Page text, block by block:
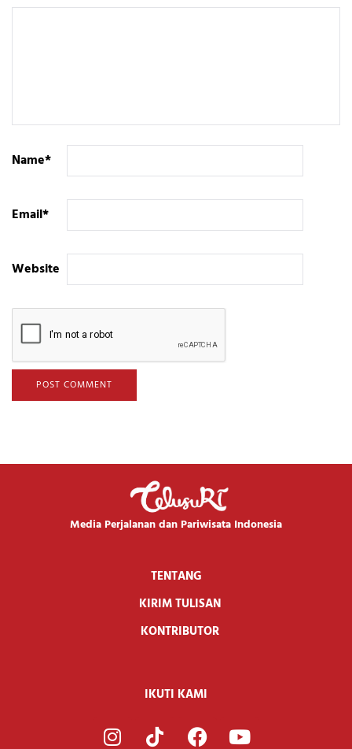
Name*
Email*
Website
Media Perjalanan dan Pariwisata Indonesia
TENTANG
KIRIM TULISAN
KONTRIBUTOR
IKUTI KAMI